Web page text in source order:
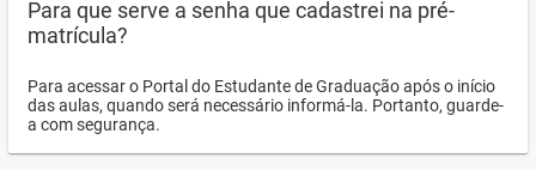
Para que serve a senha que cadastrei na pré-
matrícula?
Para acessar o Portal do Estudante de Graduação após o início
das aulas, quando será necessário informá-la. Portanto, guarde-
a com segurança.